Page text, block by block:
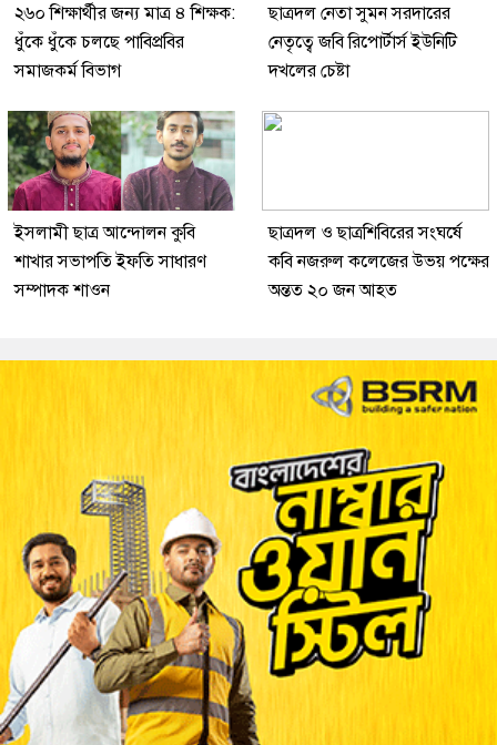
২৬০ শিক্ষার্থীর জন্য মাত্র ৪ শিক্ষক:
ধুঁকে ধুঁকে চলছে পাবিপ্রবির
সমাজকর্ম বিভাগ
ছাত্রদল নেতা সুমন সরদারের
নেতৃত্বে জবি রিপোর্টার্স ইউনিটি
দখলের চেষ্টা
ইসলামী ছাত্র আন্দোলন কুবি
শাখার সভাপতি ইফতি সাধারণ
সম্পাদক শাওন
ছাত্রদল ও ছাত্রশিবিরের সংঘর্ষে
কবি নজরুল কলেজের উভয় পক্ষের
অন্তত ২০ জন আহত